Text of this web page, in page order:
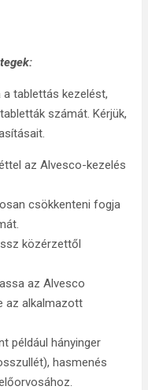
tablettás kezelést,
számát. Kérjük,
az Alvesco-kezelés
csökkenteni fogja
közérzettől
az Alvesco
az alkalmazott
például hányinger
hasmenés